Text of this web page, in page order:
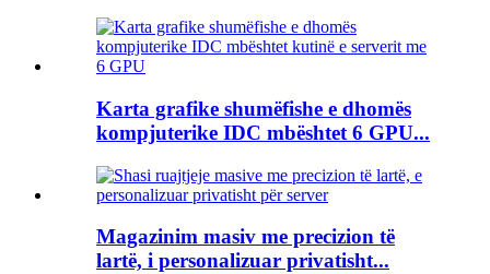
Karta grafike shumëfishe e dhomës
kompjuterike IDC mbështet 6 GPU...
Magazinim masiv me precizion të
lartë, i personalizuar privatisht...